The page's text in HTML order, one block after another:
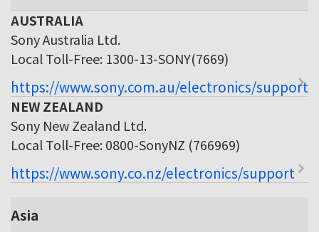
AUSTRALIA
Sony Australia Ltd.
Local Toll-Free: 1300-13-SONY(7669)
https://www.sony.com.au/electronics/support
NEW ZEALAND
Sony New Zealand Ltd.
Local Toll-Free: 0800-SonyNZ (766969)
https://www.sony.co.nz/electronics/support
Asia